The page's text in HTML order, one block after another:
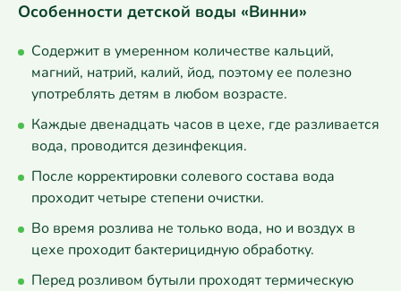
Особенности детской воды «Винни»
Содержит в умеренном количестве кальций,
магний, натрий, калий, йод, поэтому ее полезно
употреблять детям в любом возрасте.
Каждые двенадцать часов в цехе, где разливается
вода, проводится дезинфекция.
После корректировки солевого состава вода
проходит четыре степени очистки.
Во время розлива не только вода, но и воздух в
цехе проходит бактерицидную обработку.
Перед розливом бутыли проходят термическую